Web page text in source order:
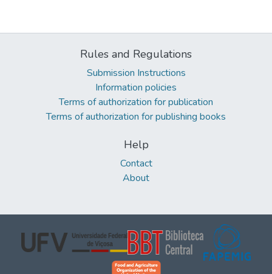
Rules and Regulations
Submission Instructions
Information policies
Terms of authorization for publication
Terms of authorization for publishing books
Help
Contact
About